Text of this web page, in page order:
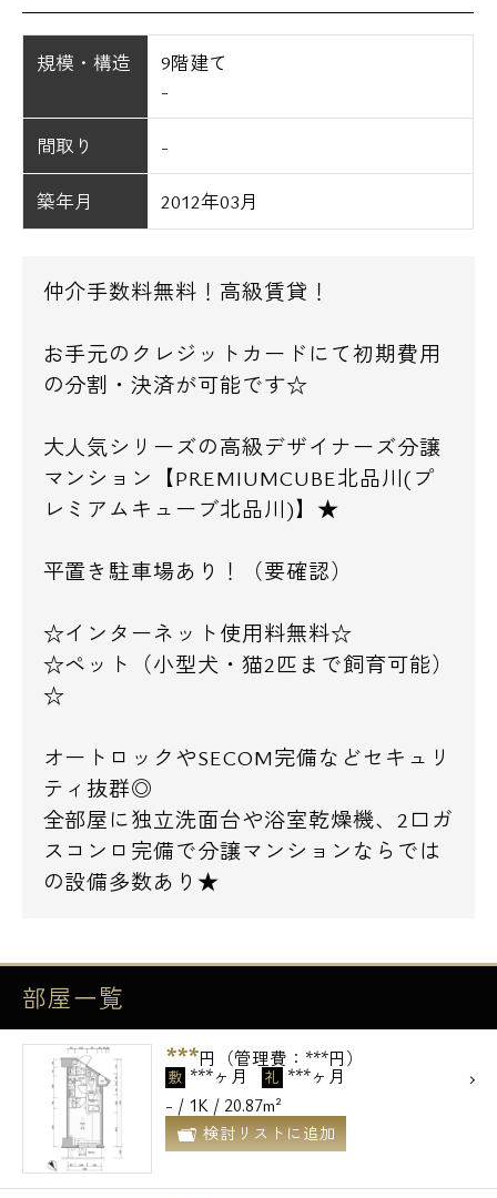
規模・構造
9階建て
-
間取り -
築年月 2012年03月
仲介手数料無料！高級賃貸！
お手元のクレジットカードにて初期費用
の分割・決済が可能です☆
大人気シリーズの高級デザイナーズ分譲
マンション【PREMIUMCUBE北品川(プ
レミアムキューブ北品川)】★
平置き駐車場あり！（要確認）
☆インターネット使用料無料☆
☆ペット（小型犬・猫2匹まで飼育可能）
☆
オートロックやSECOM完備などセキュリ
ティ抜群◎
全部屋に独立洗面台や浴室乾燥機、2口ガ
スコンロ完備で分譲マンションならでは
の設備多数あり★
部屋一覧
***円（管理費：***円）
敷 ***ヶ月 礼 ***ヶ月
- / 1K / 20.87m²
検討リストに追加